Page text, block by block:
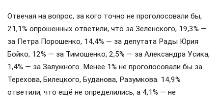
Отвечая на вопрос, за кого точно не проголосовали бы,
21,1% опрошенных ответили, что за Зеленского, 19,3% —
за Петра Порошенко, 14,4% — за депутата Рады Юрия
Бойко, 12% — за Тимошенко, 2,5% — за Александра Усика,
1,4% — за Залужного. Менее 1% не проголосовали бы за
Терехова, Билецкого, Буданова, Разумкова. 14,9%
ответили, что ещё не определились, а 4,1% — не